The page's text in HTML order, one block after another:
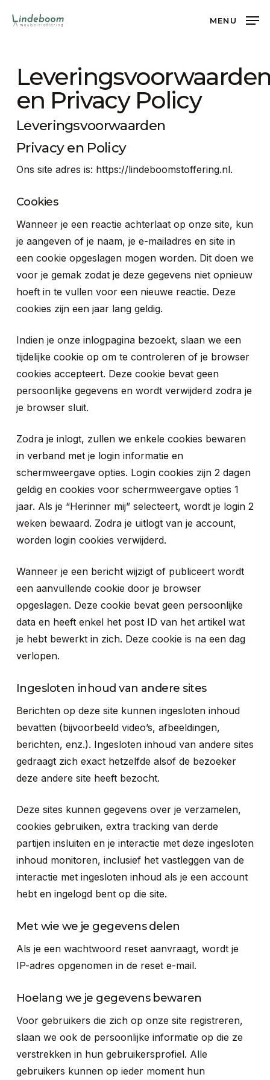
MENU
en Privacy Policy
Leveringsvoorwaarden
Privacy en Policy
Ons site adres is: https://lindeboomstoffering.nl.
Cookies
Wanneer je een reactie achterlaat op onze site, kun
je aangeven of je naam, je e-mailadres en site in
een cookie opgeslagen mogen worden. Dit doen we
voor je gemak zodat je deze gegevens niet opnieuw
hoeft in te vullen voor een nieuwe reactie. Deze
cookies zijn een jaar lang geldig.
Indien je onze inlogpagina bezoekt, slaan we een
tijdelijke cookie op om te controleren of je browser
cookies accepteert. Deze cookie bevat geen
persoonlijke gegevens en wordt verwijderd zodra je
je browser sluit.
Zodra je inlogt, zullen we enkele cookies bewaren
in verband met je login informatie en
schermweergave opties. Login cookies zijn 2 dagen
geldig en cookies voor schermweergave opties 1
jaar. Als je “Herinner mij” selecteert, wordt je login 2
weken bewaard. Zodra je uitlogt van je account,
worden login cookies verwijderd.
Wanneer je een bericht wijzigt of publiceert wordt
een aanvullende cookie door je browser
opgeslagen. Deze cookie bevat geen persoonlijke
data en heeft enkel het post ID van het artikel wat
je hebt bewerkt in zich. Deze cookie is na een dag
verlopen.
Ingesloten inhoud van andere sites
Berichten op deze site kunnen ingesloten inhoud
bevatten (bijvoorbeeld video’s, afbeeldingen,
berichten, enz.). Ingesloten inhoud van andere sites
gedraagt zich exact hetzelfde alsof de bezoeker
deze andere site heeft bezocht.
Deze sites kunnen gegevens over je verzamelen,
cookies gebruiken, extra tracking van derde
partijen insluiten en je interactie met deze ingesloten
inhoud monitoren, inclusief het vastleggen van de
interactie met ingesloten inhoud als je een account
hebt en ingelogd bent op die site.
Met wie we je gegevens delen
Als je een wachtwoord reset aanvraagt, wordt je
IP-adres opgenomen in de reset e-mail.
Hoelang we je gegevens bewaren
Voor gebruikers die zich op onze site registreren,
slaan we ook de persoonlijke informatie op die ze
verstrekken in hun gebruikersprofiel. Alle
gebruikers kunnen op ieder moment hun